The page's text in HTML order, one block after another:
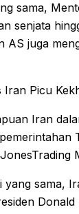
sama,
senjata
AS juga
Picu
Iran
yang sama,